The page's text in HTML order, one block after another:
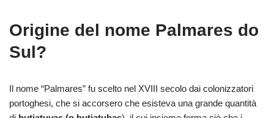
Origine del nome Palmares do
Sul?
Il nome “Palmares” fu scelto nel XVIII secolo dai colonizzatori
portoghesi, che si accorsero che esisteva una grande quantità